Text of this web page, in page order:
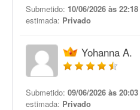
Submetido: 10/06/2026 às 22:18
estimada: Privado
Yohanna A.
Submetido: 09/06/2026 às 20:03
estimada: Privado